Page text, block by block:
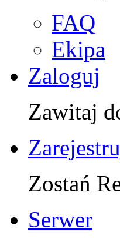
FAQ
Ekipa
Zaloguj
Zawitaj
Zostań
Serwer